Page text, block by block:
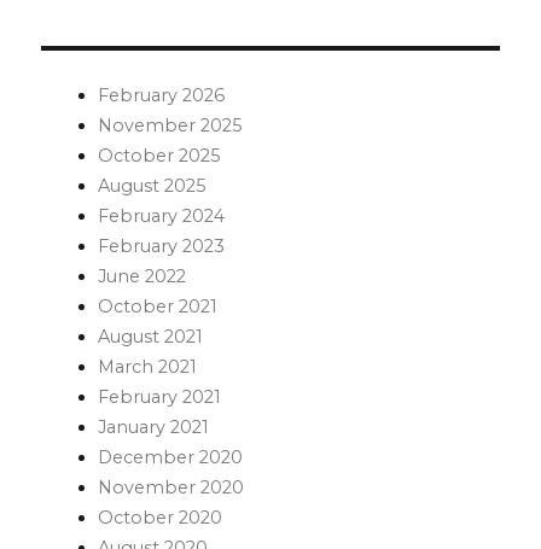
February 2026
November 2025
October 2025
August 2025
February 2024
February 2023
June 2022
October 2021
August 2021
March 2021
February 2021
January 2021
December 2020
November 2020
October 2020